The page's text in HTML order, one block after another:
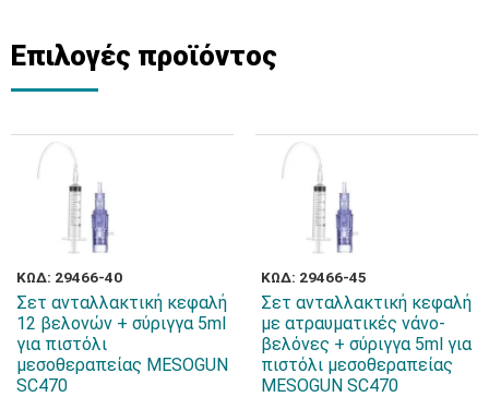
Επιλογές προϊόντος
ΚΩΔ: 29466-40
Σετ ανταλλακτική κεφαλή
12 βελονών + σύριγγα 5ml
για πιστόλι
μεσοθεραπείας MESOGUN
SC470
ΚΩΔ: 29466-45
Σετ ανταλλακτική κεφαλή
με ατραυματικές νάνο-
βελόνες + σύριγγα 5ml για
πιστόλι μεσοθεραπείας
MESOGUN SC470